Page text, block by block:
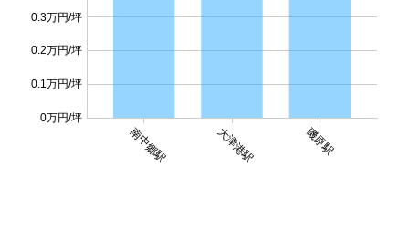
南中郷駅 大津港駅 磯原駅
0万円/坪
0.1万円/坪
0.2万円/坪
0.3万円/坪